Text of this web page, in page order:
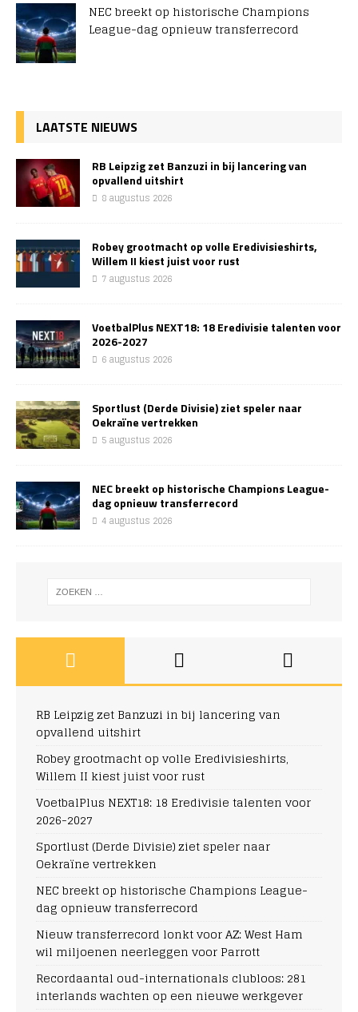
NEC breekt op historische Champions
League-dag opnieuw transferrecord
LAATSTE NIEUWS
RB Leipzig zet Banzuzi in bij lancering van
opvallend uitshirt
8 augustus 2026
Robey grootmacht op volle Eredivisieshirts,
Willem II kiest juist voor rust
7 augustus 2026
VoetbalPlus NEXT18: 18 Eredivisie talenten voor
2026-2027
6 augustus 2026
Sportlust (Derde Divisie) ziet speler naar
Oekraïne vertrekken
5 augustus 2026
NEC breekt op historische Champions League-
dag opnieuw transferrecord
4 augustus 2026
RB Leipzig zet Banzuzi in bij lancering van
opvallend uitshirt
Robey grootmacht op volle Eredivisieshirts,
Willem II kiest juist voor rust
VoetbalPlus NEXT18: 18 Eredivisie talenten voor
2026-2027
Sportlust (Derde Divisie) ziet speler naar
Oekraïne vertrekken
NEC breekt op historische Champions League-
dag opnieuw transferrecord
Nieuw transferrecord lonkt voor AZ: West Ham
wil miljoenen neerleggen voor Parrott
Recordaantal oud-internationals clubloos: 281
interlands wachten op een nieuwe werkgever